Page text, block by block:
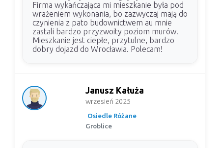
Firma wykańczająca mi mieszkanie była pod
wrażeniem wykonania, bo zazwyczaj mają do
czynienia z pato budownictwem au mnie
zastali bardzo przyzwoity poziom murów.
Mieszkanie jest ciepłe, przytulne, bardzo
dobry dojazd do Wrocławia. Polecam!
Janusz Kałuża
wrzesień 2025
Osiedle Różane
Groblice